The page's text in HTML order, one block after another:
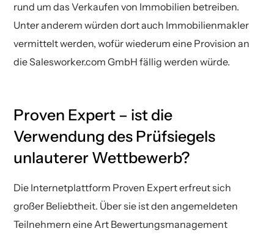
rund um das Verkaufen von Immobilien betreiben.
Unter anderem würden dort auch Immobilienmakler
vermittelt werden, wofür wiederum eine Provision an
die Salesworker.com GmbH fällig werden würde.
Proven Expert – ist die
Verwendung des Prüfsiegels
unlauterer Wettbewerb?
Die Internetplattform Proven Expert erfreut sich
großer Beliebtheit. Über sie ist den angemeldeten
Teilnehmern eine Art Bewertungsmanagement